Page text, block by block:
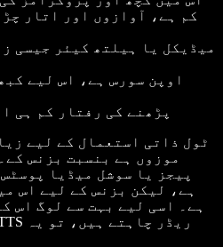
کم ہے، آوازوں اور اتار
میڈیکل یا ہیلتھ کیئر جیسی
اوپن سورس ہے، اس لیے
پڑھنے کی رفتار کم ہی
موزوں ہے بنسبت بزنس
پیجز یا سوشل میڈیا
ہے، لیکن بزنس کے لیے اس
ہے۔ اسی لیے بہت سے لوگ اس